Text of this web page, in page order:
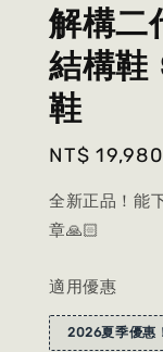
解構二
結構
鞋
Regular
NT$ 19,980
全新正品！能
章🙏🏻
適用優惠
2026夏季優惠